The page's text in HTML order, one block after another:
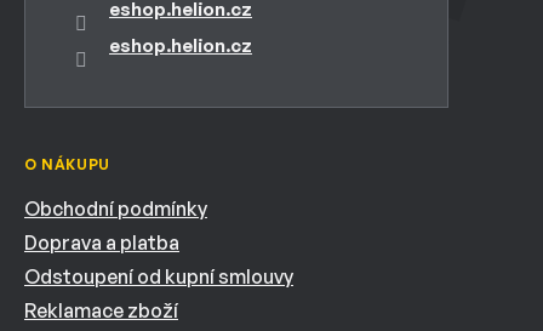
eshop.helion.cz
eshop.helion.cz
O NÁKUPU
Obchodní podmínky
Doprava a platba
Odstoupení od kupní smlouvy
Reklamace zboží